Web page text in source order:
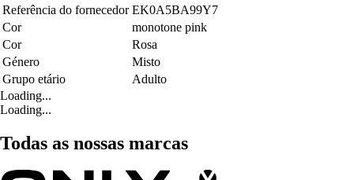
Referência do fornecedor EK0A5BA99Y7
Cor
monotone pink
Cor
Rosa
Género
Misto
Grupo etário
Adulto
Loading...
Loading...
Todas as nossas marcas